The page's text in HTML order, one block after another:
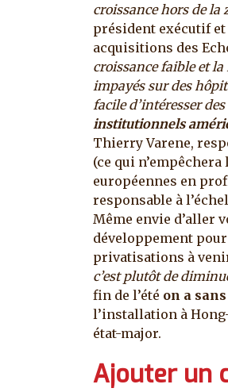
croissance hors de la
président exécutif
acquisitions des
croissance faible et la
impayés sur des
facile d’intéresser
institutionnels
Thierry Varene,
(ce qui
européennes en
responsable à
Même envie d’aller
développement pour
privatisations à
c’est plutôt de
fin de l’été on a
l’installation à
état-major.
Ajouter un